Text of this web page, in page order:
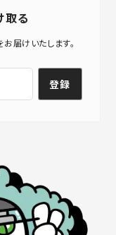
取る
届けいたします。
登録